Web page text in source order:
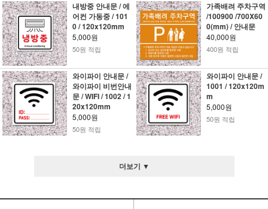
내방중 안내문 / 에
어컨 가동중 / 101
0 / 120x120mm
5,000원
50원 적립
가족배려 주차구역
/100900 /700X60
0(mm) / 안내문
40,000원
400원 적립
와이파이 안내문 /
와이파이 비번안내
문 / WIFI / 1002 / 1
20x120mm
5,000원
50원 적립
와이파이 안내문 /
1001 / 120x120m
m
5,000원
50원 적립
더보기 ▼